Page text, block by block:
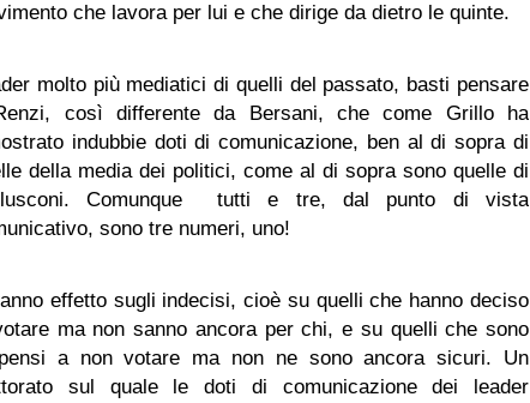
che lavora per lui e che dirige da dietro le quinte.
molto più mediatici di quelli del passato, basti pensare
così differente da Bersani, che come Grillo ha
indubbie doti di comunicazione, ben al di sopra di
della media dei politici, come al di sopra sono quelle di
Comunque tutti e tre, dal punto di vista
sono tre numeri, uno!
effetto sugli indecisi, cioè su quelli che hanno deciso
ma non sanno ancora per chi, e su quelli che sono
a non votare ma non ne sono ancora sicuri. Un
sul quale le doti di comunicazione dei leader